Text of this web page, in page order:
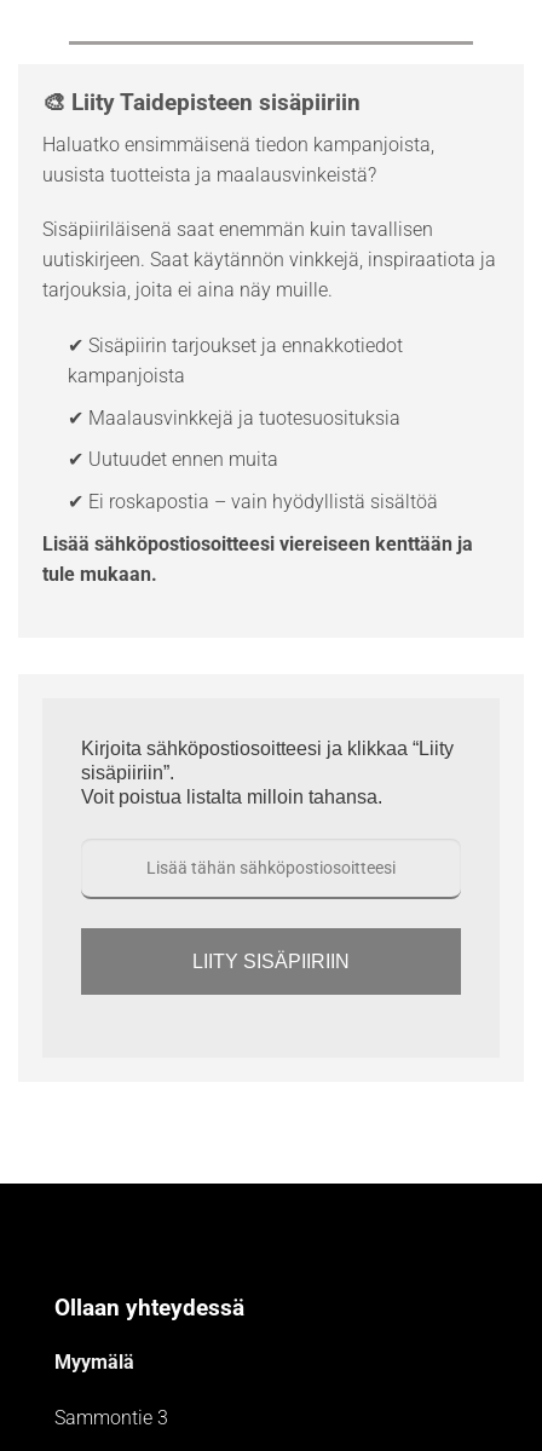
🎨 Liity Taidepisteen sisäpiiriin
Haluatko ensimmäisenä tiedon kampanjoista,
uusista tuotteista ja maalausvinkeistä?
Sisäpiiriläisenä saat enemmän kuin tavallisen
uutiskirjeen. Saat käytännön vinkkejä, inspiraatiota ja
tarjouksia, joita ei aina näy muille.
✔ Sisäpiirin tarjoukset ja ennakkotiedot
kampanjoista
✔ Maalausvinkkejä ja tuotesuosituksia
✔ Uutuudet ennen muita
✔ Ei roskapostia – vain hyödyllistä sisältöä
Lisää sähköpostiosoitteesi viereiseen kenttään ja
tule mukaan.
Kirjoita sähköpostiosoitteesi ja klikkaa “Liity
sisäpiiriin”.
Voit poistua listalta milloin tahansa.
LIITY SISÄPIIRIIN
Ollaan yhteydessä
Myymälä
Sammontie 3